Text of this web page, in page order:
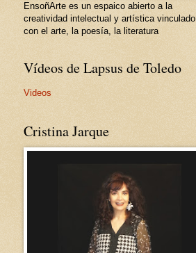
EnsoñArte es un espaico abierto a la
creatividad intelectual y artística vinculado
con el arte, la poesía, la literatura
Vídeos de Lapsus de Toledo
Videos
Cristina Jarque